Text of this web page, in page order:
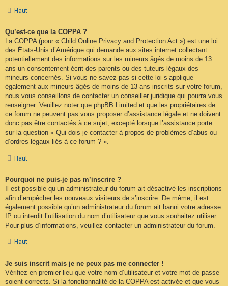
Haut
Qu’est-ce que la COPPA ?
La COPPA (pour « Child Online Privacy and Protection Act ») est une loi
des États-Unis d’Amérique qui demande aux sites internet collectant
potentiellement des informations sur les mineurs âgés de moins de 13
ans un consentement écrit des parents ou des tuteurs légaux des
mineurs concernés. Si vous ne savez pas si cette loi s’applique
également aux mineurs âgés de moins de 13 ans inscrits sur votre forum,
nous vous conseillons de contacter un conseiller juridique qui pourra vous
renseigner. Veuillez noter que phpBB Limited et que les propriétaires de
ce forum ne peuvent pas vous proposer d’assistance légale et ne doivent
donc pas être contactés à ce sujet, excepté lorsque l’assistance porte
sur la question « Qui dois-je contacter à propos de problèmes d’abus ou
d’ordres légaux liés à ce forum ? ».
Haut
Pourquoi ne puis-je pas m’inscrire ?
Il est possible qu’un administrateur du forum ait désactivé les inscriptions
afin d’empêcher les nouveaux visiteurs de s’inscrire. De même, il est
également possible qu’un administrateur du forum ait banni votre adresse
IP ou interdit l’utilisation du nom d’utilisateur que vous souhaitez utiliser.
Pour plus d’informations, veuillez contacter un administrateur du forum.
Haut
Je suis inscrit mais je ne peux pas me connecter !
Vérifiez en premier lieu que votre nom d’utilisateur et votre mot de passe
soient corrects. Si la fonctionnalité de la COPPA est activée et que vous